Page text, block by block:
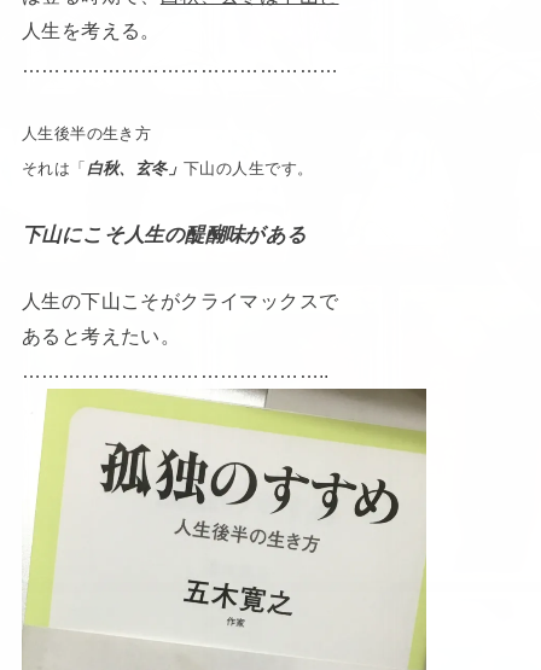
人生を考える。
…………………………………………
人生後半の生き方
それは「 白秋、玄冬」下山の人生です。
下山にこそ人生の醍醐味がある
人生の下山こそがクライマックスで
あると考えたい。
………………………………………..